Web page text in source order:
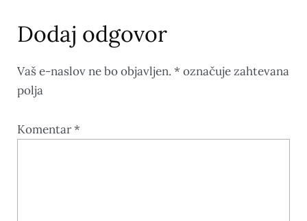
Dodaj odgovor
Vaš e-naslov ne bo objavljen. * označuje zahtevana
polja
Komentar*